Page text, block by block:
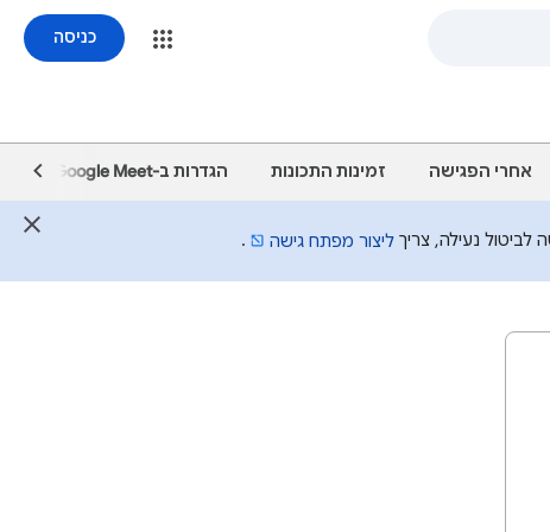
כניסה
אחרי הפגישה זמינות התכונות הגדרות ב-Google Meet
נעילה, צריך ליצור מפתח גישה .